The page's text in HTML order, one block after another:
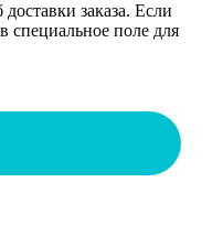
заказа. Если
специальное поле для